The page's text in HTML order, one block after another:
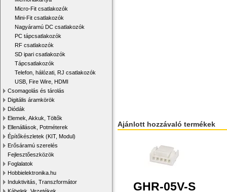
Micro-Fit csatlakozók
Mini-Fit csatlakozók
Nagyáramú DC csatlakozók
PC tápcsatlakozók
RF csatlakozók
SD ipari csatlakozók
Tápcsatlakozók
Telefon, hálózati, RJ csatlakozók
USB, Fire Wire, HDMI
Csomagolás és tárolás
Digitális áramkörök
Diódák
Elemek, Akkuk, Töltők
Ellenállások, Potméterek
Építőkészletek (KIT, Modul)
Erősáramú szerelés
Fejlesztőeszközök
Foglalatok
Hobbielektronika.hu
Induktivitás, Transzformátor
Ajánlott hozzávaló termékek
GHR-05V-S